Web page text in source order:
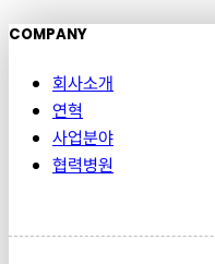
COMPANY
회사소개
연혁
사업분야
협력병원